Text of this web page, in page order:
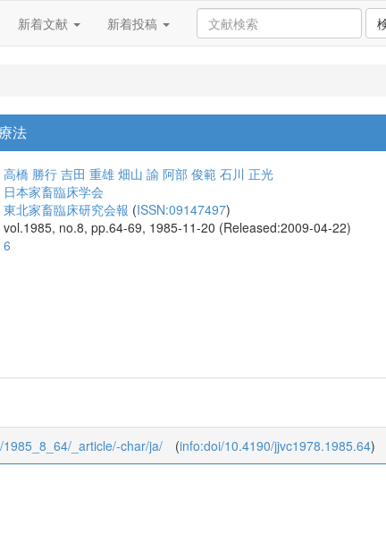
新着文献 新着投稿
法
高橋 勝行 吉田 重雄 畑山 諭 阿部 俊範 石川 正光
日本家畜臨床学会
東北家畜臨床研究会報 (ISSN:09147497)
vol.1985, no.8, pp.64-69, 1985-11-20 (Released:2009-04-22)
6
_article/-char/ja/ (info:doi/10.4190/jjvc1978.1985.64)